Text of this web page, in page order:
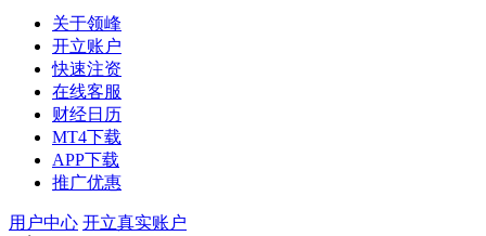
关于领峰
开立账户
快速注资
在线客服
财经日历
MT4下载
APP下载
推广优惠
用户中心 开立真实账户